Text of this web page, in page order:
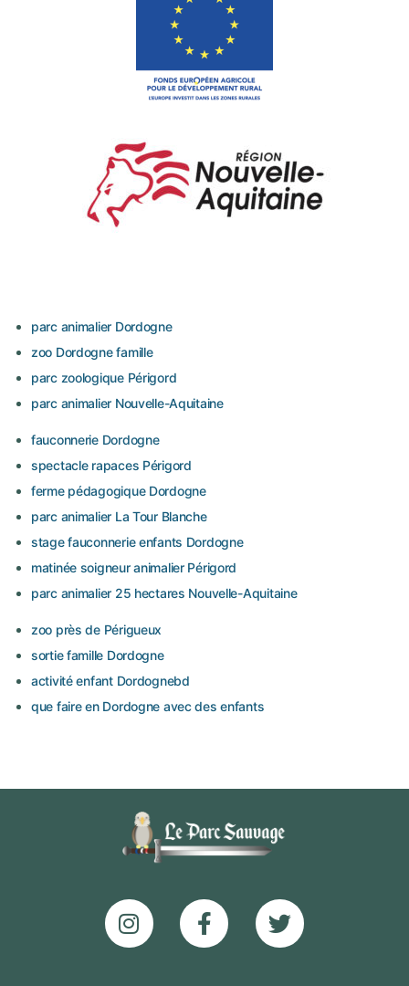
parc animalier Dordogne
zoo Dordogne famille
parc zoologique Périgord
parc animalier Nouvelle-Aquitaine
fauconnerie Dordogne
spectacle rapaces Périgord
ferme pédagogique Dordogne
parc animalier La Tour Blanche
stage fauconnerie enfants Dordogne
matinée soigneur animalier Périgord
parc animalier 25 hectares Nouvelle-Aquitaine
zoo près de Périgueux
sortie famille Dordogne
activité enfant Dordognebd
que faire en Dordogne avec des enfants